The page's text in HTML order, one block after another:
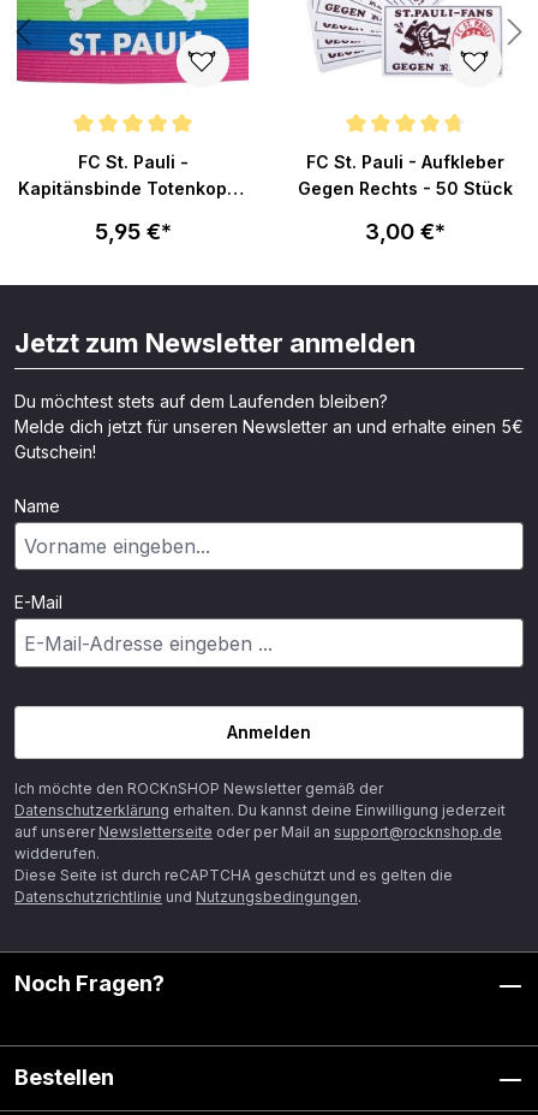
Durchschnittliche Bewertung von 5 von 5 Sternen
FC St. Pauli -
Kapitänsbinde Totenkopf -
5,95 €*
Durchschnittliche Bewertung
FC St. Pauli - Aufkleber
Gegen Rechts - 50 Stück
3,00 €*
Jetzt zum Newsletter anmelden
Du möchtest stets auf dem Laufenden bleiben?
Melde dich jetzt für unseren Newsletter an und erhalte einen 5€
Gutschein!
Name
E-Mail
Anmelden
Ich möchte den ROCKnSHOP Newsletter gemäß der
Datenschutzerklärung erhalten. Du kannst deine Einwilligung jederzeit
auf unserer Newsletterseite oder per Mail an support@rocknshop.de
widderufen.
Diese Seite ist durch reCAPTCHA geschützt und es gelten die
Datenschutzrichtlinie und Nutzungsbedingungen.
Noch Fragen?
Bestellen